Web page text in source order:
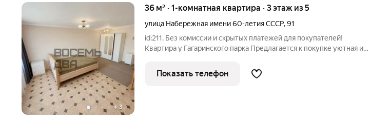
+ 3
36 м² · 1-комнатная квартира · 3 этаж из 5
улица Набережная имени 60-летия СССР,91
id:211. Без комиссии и скрытых платежей для покупателей!
Квартира у Гагаринского парка Предлагается к покупке уютная и
этажного блочного дома. Жилая площадь составляет 24 м,
площадь кухни 6
Показать телефон